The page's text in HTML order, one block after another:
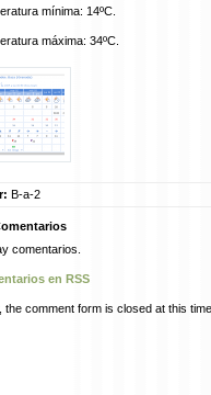
mínima: 14ºC.
máxima: 34ºC.
B-a-2
comentarios.
en RSS
the comment form is closed at this time.